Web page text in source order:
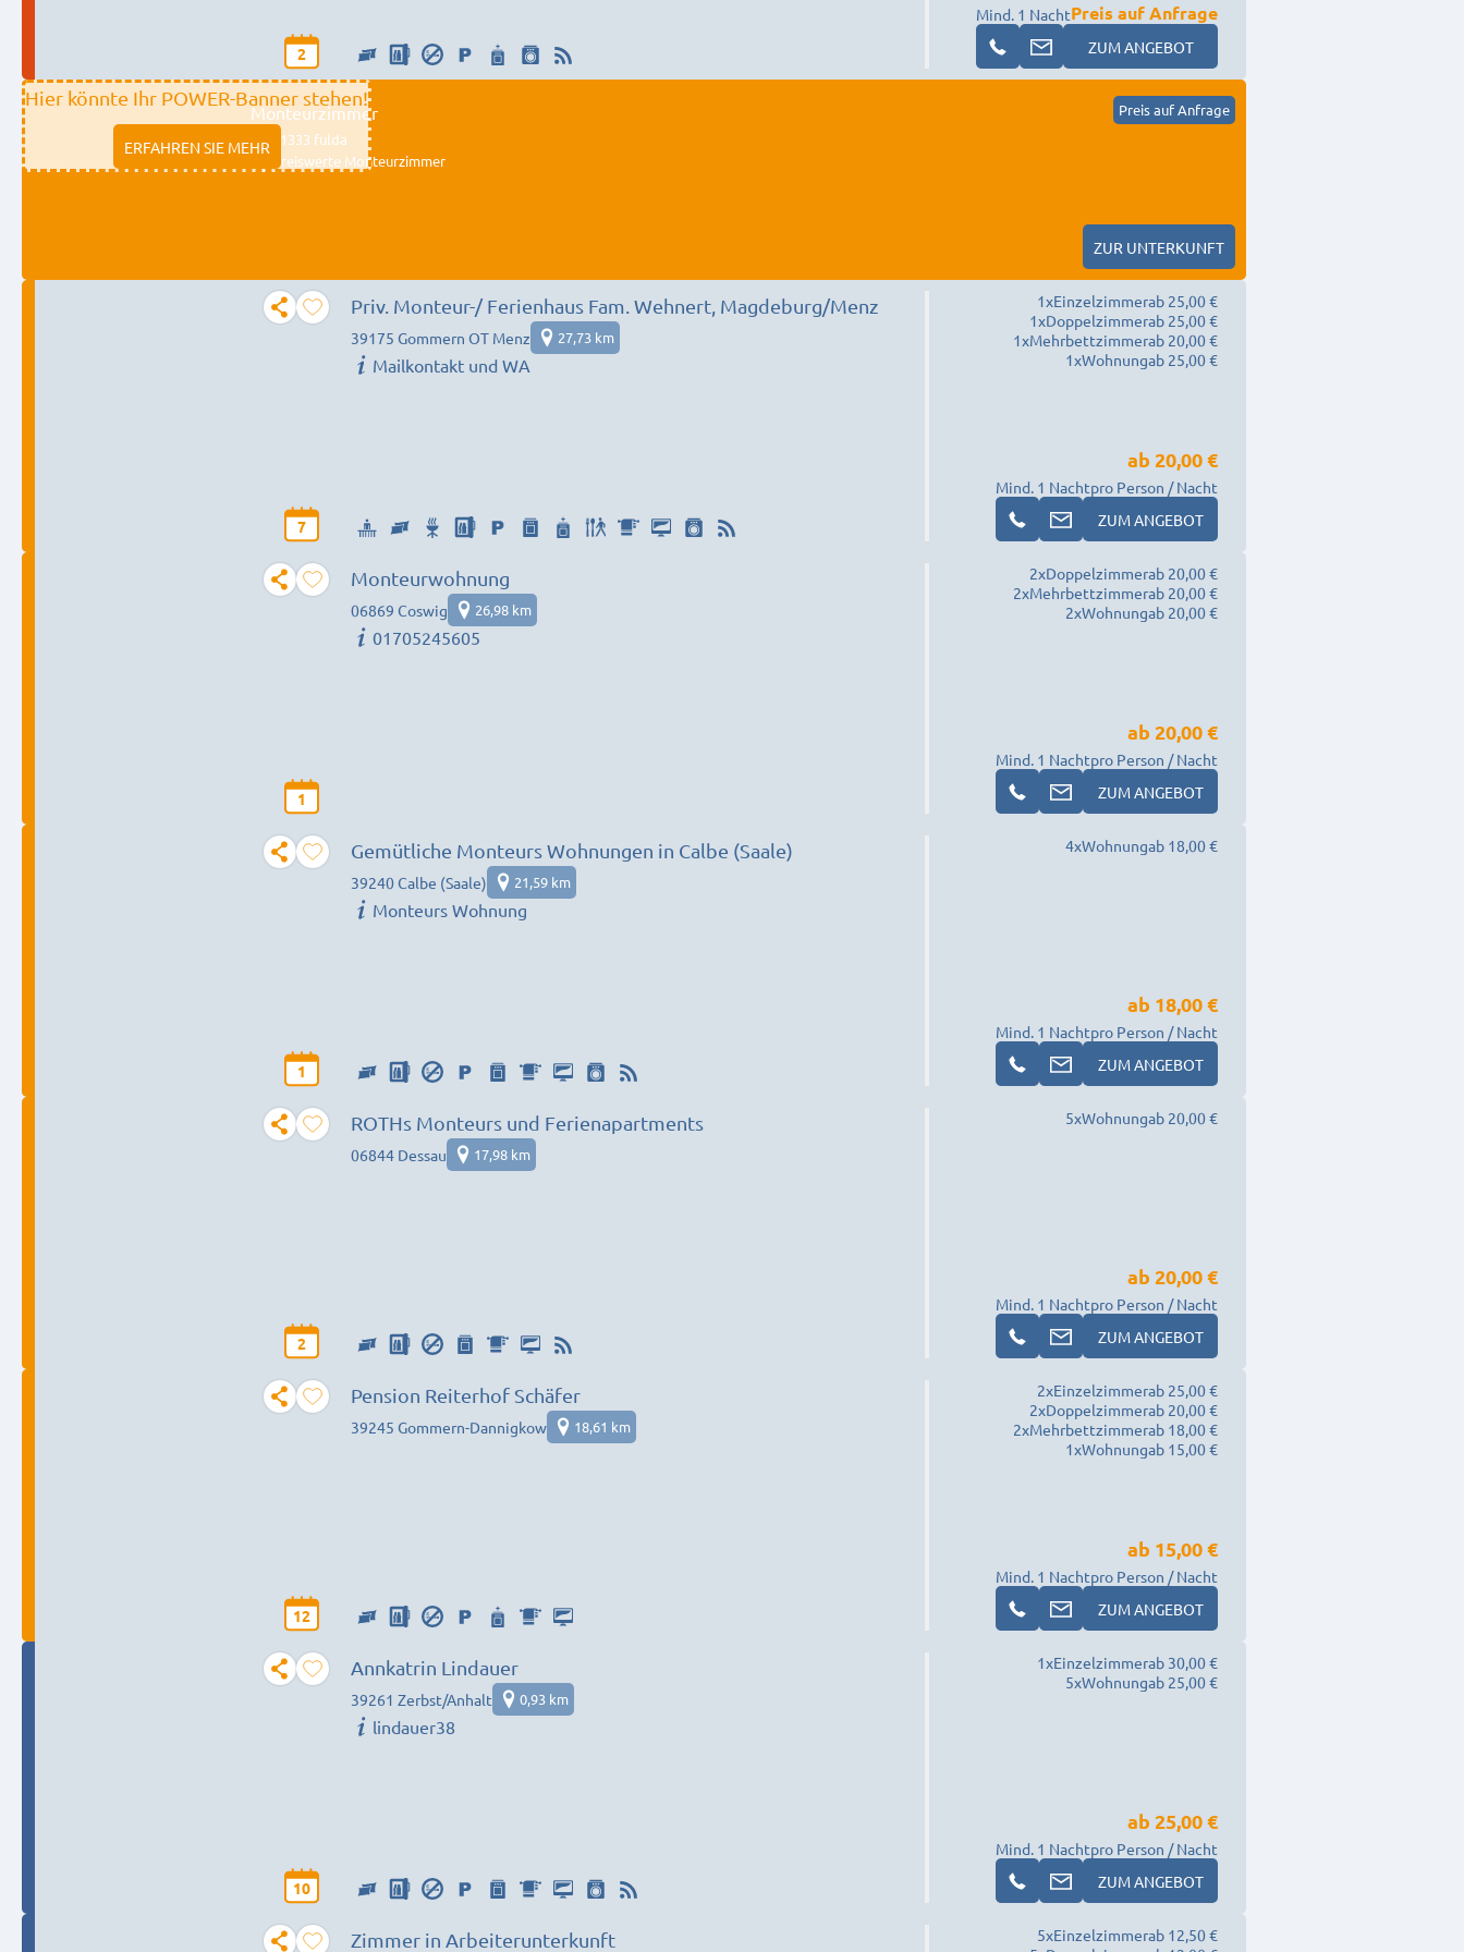
2
Mind. 1 NachtPreis auf Anfrage
ZUM ANGEBOT
Hier könnte Ihr POWER-Banner stehen!
ERFAHREN SIE MEHR
Monteurzimmer
Preis auf Anfrage
11333 fulda
Preiswerte Monteurzimmer
ZUR UNTERKUNFT
7
Priv. Monteur-/ Ferienhaus Fam. Wehnert, Magdeburg/Menz
39175 Gommern OT Menz 27,73 km
Mailkontakt und WA
1xEinzelzimmerab 25,00 €
1xDoppelzimmerab 25,00 €
1xMehrbettzimmerab 20,00 €
1xWohnungab 25,00 €
Mind. 1 Nacht
ab 20,00 €
pro Person / Nacht
ZUM ANGEBOT
1
Monteurwohnung
06869 Coswig 26,98 km
01705245605
2xDoppelzimmerab 20,00 €
2xMehrbettzimmerab 20,00 €
2xWohnungab 20,00 €
Mind. 1 Nacht
ab 20,00 €
pro Person / Nacht
ZUM ANGEBOT
1
Gemütliche Monteurs Wohnungen in Calbe (Saale)
39240 Calbe (Saale) 21,59 km
Monteurs Wohnung
4xWohnungab 18,00 €
Mind. 1 Nacht
ab 18,00 €
pro Person / Nacht
ZUM ANGEBOT
2
ROTHs Monteurs und Ferienapartments
06844 Dessau 17,98 km
5xWohnungab 20,00 €
Mind. 1 Nacht
ab 20,00 €
pro Person / Nacht
ZUM ANGEBOT
12
Pension Reiterhof Schäfer
39245 Gommern-Dannigkow 18,61 km
2xEinzelzimmerab 25,00 €
2xDoppelzimmerab 20,00 €
2xMehrbettzimmerab 18,00 €
1xWohnungab 15,00 €
Mind. 1 Nacht
ab 15,00 €
pro Person / Nacht
ZUM ANGEBOT
10
Annkatrin Lindauer
39261 Zerbst/Anhalt 0,93 km
lindauer38
1xEinzelzimmerab 30,00 €
5xWohnungab 25,00 €
Mind. 1 Nacht
ab 25,00 €
pro Person / Nacht
ZUM ANGEBOT
Zimmer in Arbeiterunterkunft 5xEinzelzimmerab 12,50 €